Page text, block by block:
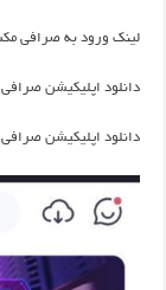
لینک ورود به صرافی مکسی برای
دانلود اپلیکیشن صرافی MXC برای آیفون و ios
دانلود اپلیکیشن صرافی MXC لینک کمکی